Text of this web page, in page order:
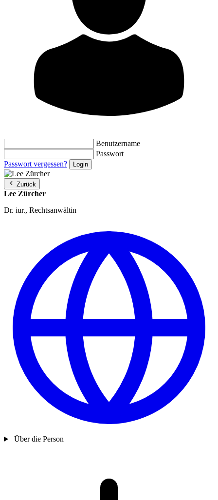
Benutzername
Passwort
Passwort vergessen?
Zurück
Lee Zürcher
Dr. iur., Rechtsanwältin
Über die Person